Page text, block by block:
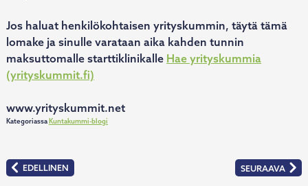
Jos haluat henkilökohtaisen yrityskummin, täytä tämä
lomake ja sinulle varataan aika kahden tunnin
maksuttomalle starttiklinikalle Hae yrityskummia
(yrityskummit.fi)
www.yrityskummit.net
KategoriassaKuntakummi-blogi
Artikkelien
EDELLINEN
:
ONKS
SEURAAVA
:
YRITYSKUMMI